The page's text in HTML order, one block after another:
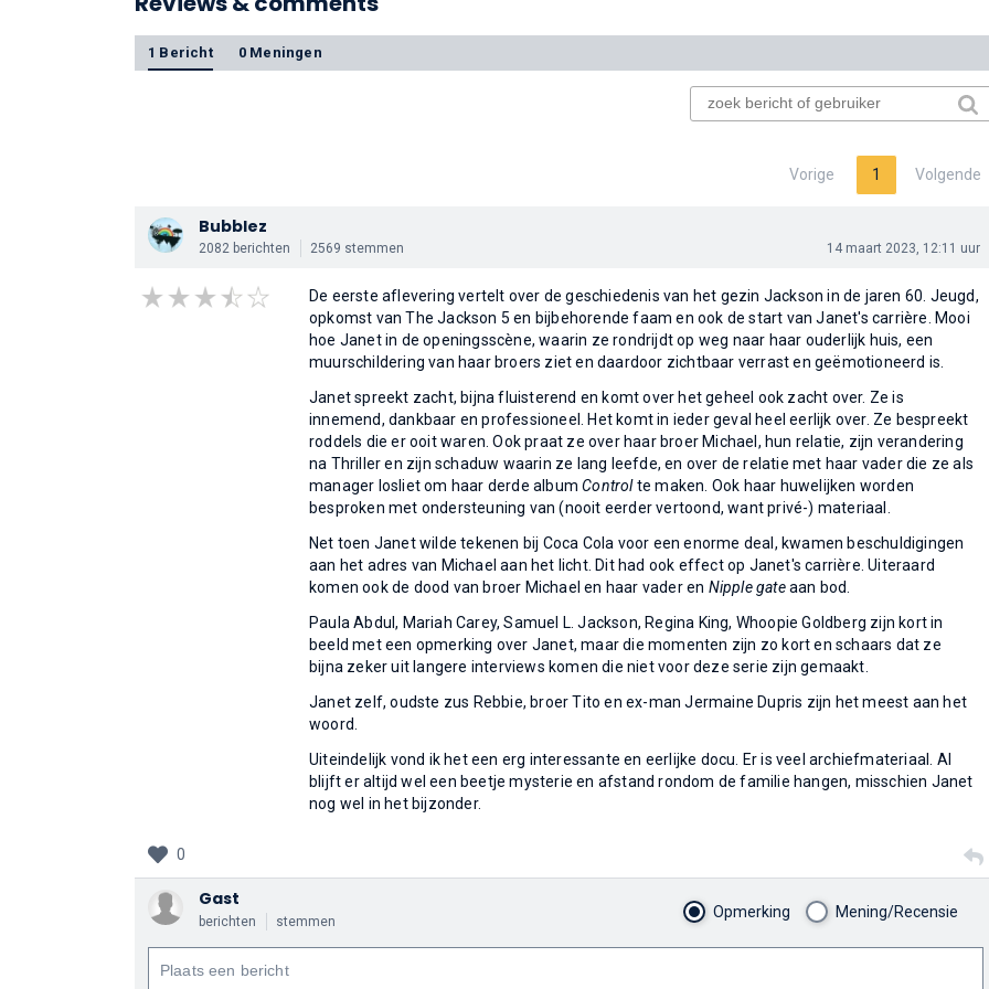
1 Bericht 0 Meningen
Vorige 1 Volgende
Bubblez
2082 berichten 2569 stemmen 14 maart 2023, 12:11 uur
De eerste aflevering vertelt over de geschiedenis van het gezin Jackson in de jaren 60. Jeugd,
opkomst van The Jackson 5 en bijbehorende faam en ook de start van Janet's carrière. Mooi
hoe Janet in de openingsscène, waarin ze rondrijdt op weg naar haar ouderlijk huis, een
muurschildering van haar broers ziet en daardoor zichtbaar verrast en geëmotioneerd is.
Janet spreekt zacht, bijna fluisterend en komt over het geheel ook zacht over. Ze is
innemend, dankbaar en professioneel. Het komt in ieder geval heel eerlijk over. Ze bespreekt
roddels die er ooit waren. Ook praat ze over haar broer Michael, hun relatie, zijn verandering
na Thriller en zijn schaduw waarin ze lang leefde, en over de relatie met haar vader die ze als
manager losliet om haar derde albumControlte maken. Ook haar huwelijken worden
besproken met ondersteuning van (nooit eerder vertoond, want privé-) materiaal.
Net toen Janet wilde tekenen bij Coca Cola voor een enorme deal, kwamen beschuldigingen
aan het adres van Michael aan het licht. Dit had ook effect op Janet's carrière. Uiteraard
komen ook de dood van broer Michael en haar vader en Nipple gateaan bod.
Paula Abdul, Mariah Carey, Samuel L. Jackson, Regina King, Whoopie Goldberg zijn kort in
beeld met een opmerking over Janet, maar die momenten zijn zo kort en schaars dat ze
bijna zeker uit langere interviews komen die niet voor deze serie zijn gemaakt.
Janet zelf, oudste zus Rebbie, broer Tito en ex-man Jermaine Dupris zijn het meest aan het
woord.
Uiteindelijk vond ik het een erg interessante en eerlijke docu. Er is veel archiefmateriaal. Al
blijft er altijd wel een beetje mysterie en afstand rondom de familie hangen, misschien Janet
nog wel in het bijzonder.
0
Gast
berichten stemmen
Opmerking Mening/Recensie